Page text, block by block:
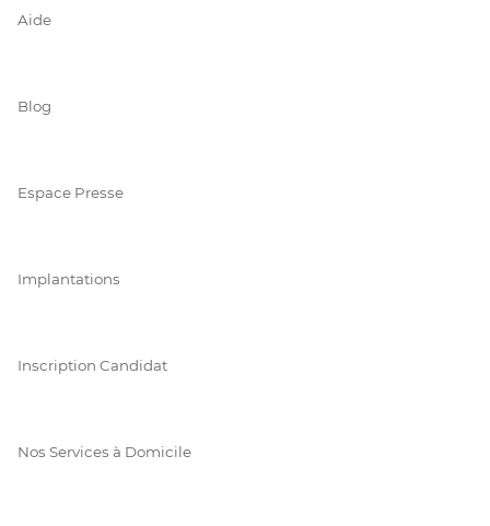
Aide
Blog
Espace Presse
Implantations
Inscription Candidat
Nos Services à Domicile